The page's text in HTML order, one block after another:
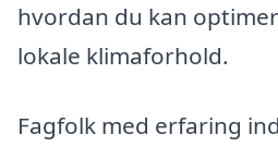
hvordan du kan
lokale klimaforhold.
Fagfolk med erfaring